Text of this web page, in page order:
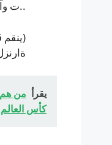
..ت
يقرأ
كأس العالم 2026